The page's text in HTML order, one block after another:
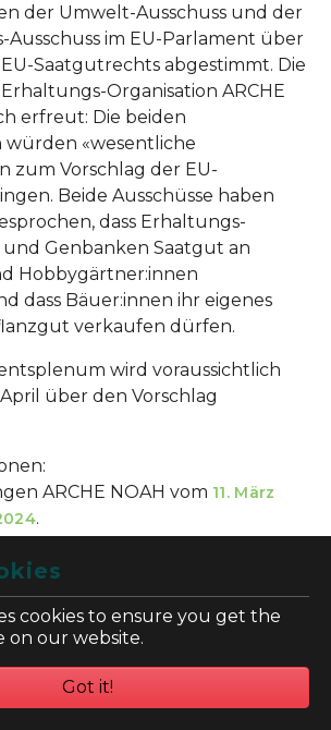
cookies to ensure you get the
on our website.
Got it!
der Umwelt-Ausschuss und der
Ausschuss im EU-Parlament über
Saatgutrechts abgestimmt. Die
Organisation ARCHE
erfreut: Die beiden
«wesentliche
zum Vorschlag der EU-
Beide Ausschüsse haben
dass Erhaltungs-
Genbanken Saatgut an
Hobbygärtner:innen
dass Bäuer:innen ihr eigenes
verkaufen dürfen.
wird voraussichtlich
über den Vorschlag
ARCHE NOAH vom 11. März
.
Vermarktung von ÖHM